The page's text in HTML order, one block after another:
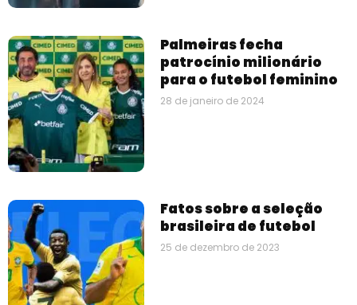
Palmeiras fecha
patrocínio milionário
para o futebol feminino
28 de janeiro de 2024
Fatos sobre a seleção
brasileira de futebol
25 de dezembro de 2023